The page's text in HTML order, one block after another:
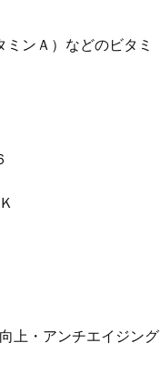
ンＡ）などのビタミ
上・アンチエイジング